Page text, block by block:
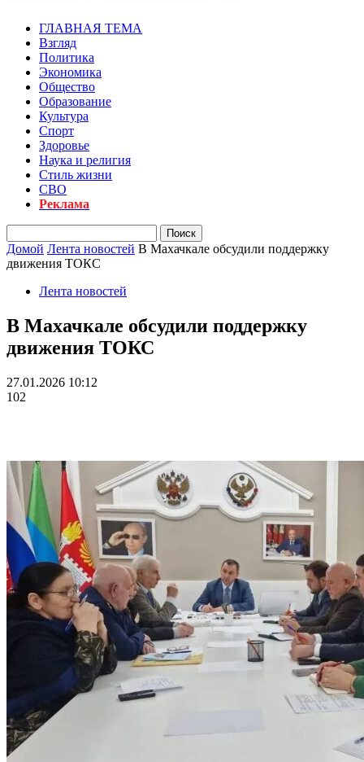
ГЛАВНАЯ ТЕМА
Взгляд
Политика
Экономика
Общество
Образование
Культура
Спорт
Здоровье
Наука и религия
Стиль жизни
СВО
Реклама
Домой Лента новостей В Махачкале обсудили поддержку
движения ТОКС
Лента новостей
В Махачкале обсудили поддержку
движения ТОКС
27.01.2026 10:12
102